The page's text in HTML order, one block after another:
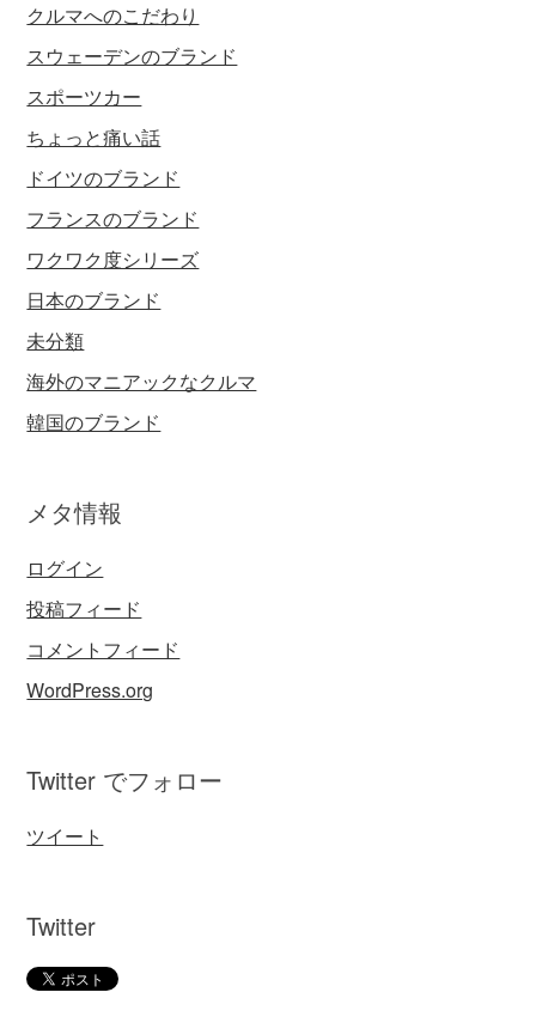
クルマへのこだわり
スウェーデンのブランド
スポーツカー
ちょっと痛い話
ドイツのブランド
フランスのブランド
ワクワク度シリーズ
日本のブランド
未分類
海外のマニアックなクルマ
韓国のブランド
メタ情報
ログイン
投稿フィード
コメントフィード
WordPress.org
Twitter でフォロー
ツイート
Twitter